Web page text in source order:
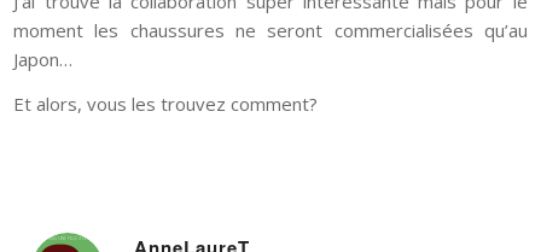
moment les chaussures ne seront commercialisées qu’au
Japon…
Et alors, vous les trouvez comment?